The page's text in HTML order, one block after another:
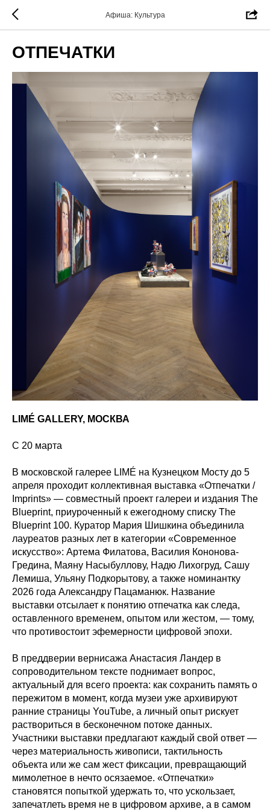
Афиша: Культура
ОТПЕЧАТКИ
LIMÉ GALLERY, МОСКВА
С 20 марта
В московской галерее LIMÉ на Кузнецком Мосту до 5
апреля проходит коллективная выставка «Отпечатки /
Imprints» — совместный проект галереи и издания The
Blueprint, приуроченный к ежегодному списку The
Blueprint 100. Куратор Мария Шишкина объединила
лауреатов разных лет в категории «Современное
искусство»: Артема Филатова, Василия Кононова-
Гредина, Маяну Насыбуллову, Надю Лихогруд, Сашу
Лемиша, Ульяну Подкорытову, а также номинантку
2026 года Александру Пацаманюк. Название
выставки отсылает к понятию отпечатка как следа,
оставленного временем, опытом или жестом, — тому,
что противостоит эфемерности цифровой эпохи.
В преддверии вернисажа Анастасия Ландер в
сопроводительном тексте поднимает вопрос,
актуальный для всего проекта: как сохранить память о
пережитом в момент, когда музеи уже архивируют
ранние страницы YouTube, а личный опыт рискует
раствориться в бесконечном потоке данных.
Участники выставки предлагают каждый свой ответ —
через материальность живописи, тактильность
объекта или же сам жест фиксации, превращающий
мимолетное в нечто осязаемое. «Отпечатки»
становятся попыткой удержать то, что ускользает,
запечатлеть время не в цифровом архиве, а в самом